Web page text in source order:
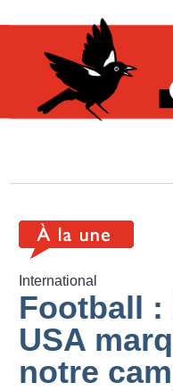
International
Football :
USA
notre